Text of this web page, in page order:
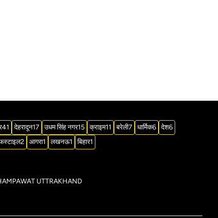
41 देहरादून17 उधम सिंह नगर15 क्राइम11 बरेली7 धार्मिक6 देश6
2 आगरा1 लखनऊ1 बिहार1
UTTRAKHAND